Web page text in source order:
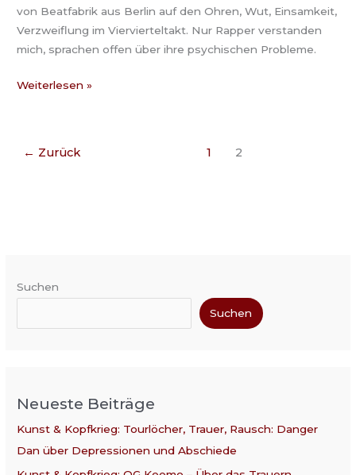
von Beatfabrik aus Berlin auf den Ohren, Wut, Einsamkeit,
Verzweiflung im Viervierteltakt. Nur Rapper verstanden
mich, sprachen offen über ihre psychischen Probleme.
Weiterlesen »
← Zurück 1 2
Suchen
Suchen
Neueste Beiträge
Kunst & Kopfkrieg: Tourlöcher, Trauer, Rausch: Danger
Dan über Depressionen und Abschiede